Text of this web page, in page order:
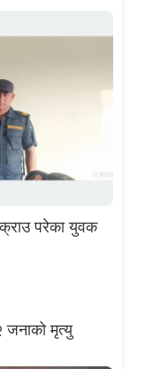
परेका युवक
जनाको मृत्यु